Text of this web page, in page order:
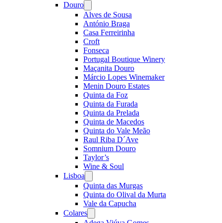
Douro
menu
Alves de Sousa
António Braga
Casa Ferreirinha
Croft
Fonseca
Portugal Boutique Winery
Maçanita Douro
Márcio Lopes Winemaker
Menin Douro Estates
Quinta da Foz
Quinta da Furada
Quinta da Prelada
Quinta de Macedos
Quinta do Vale Meão
Raul Riba D´Ave
Somnium Douro
Taylor’s
Wine & Soul
Lisboa
menu
Quinta das Murgas
Quinta do Olival da Murta
Vale da Capucha
Colares
menu